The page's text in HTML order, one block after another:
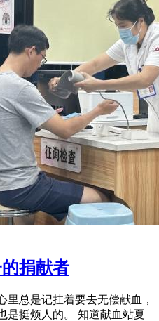
捐献者
总是记挂着要去无偿献血，
是挺烦人的。 知道献血站夏